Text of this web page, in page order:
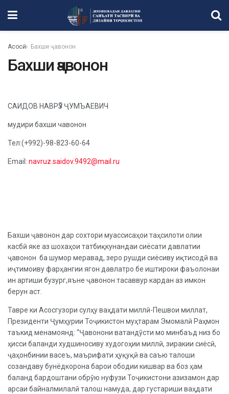
Асосӣ Бахши ҷавонон
Бахши ҷавонон
САИДОВ НАВРӮЗ ҶУМЪАЕВИЧ
мудири бахши чавонон
Тел:(+992)-98-823-60-64
Email: navruz.saidov.9492@mail.ru
Бахши ҷавонон дар сохтори муассисаҳои таҳсилоти олии
касбӣ яке аз шохаҳои татбиқкунандаи сиёсати давлатии
ҷавонон ба шумор меравад, зеро рушди сиёсиву иқтисодӣ ва
иҷтимоиву фарҳангии ягон давлатро бе иштироки фаъолонаи
ин артиши бузург,яъне ҷавонон тасаввур кардан аз имкон
берун аст.
Тавре ки Асосгузори сулҳу ваҳдати миллӣ-Пешвои миллат,
Президенти Ҷумҳурии Тоҷикистон муҳтарам Эмомалӣ Раҳмон
таъкид менамоянд: “Ҷавонони ватандӯсти мо минбаъд низ бо
ҳисси баланди худшиносиву худогоҳии миллӣ, зиракии сиёсӣ,
ҷаҳонбинии васеъ, маърифати ҳуқуқӣ ва саъю талоши
созандаву бунёдкорона барои ободии кишвар ва боз ҳам
баланд бардоштани обрӯю нуфузи Тоҷикистони азизамон дар
арсаи байналмилалӣ талош намуда, дар густариши ваҳдати